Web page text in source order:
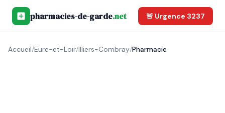
pharmacies-de-garde.net 🚨 Urgence 3237
Accueil/Eure-et-Loir/Illiers-Combray/Pharmacie